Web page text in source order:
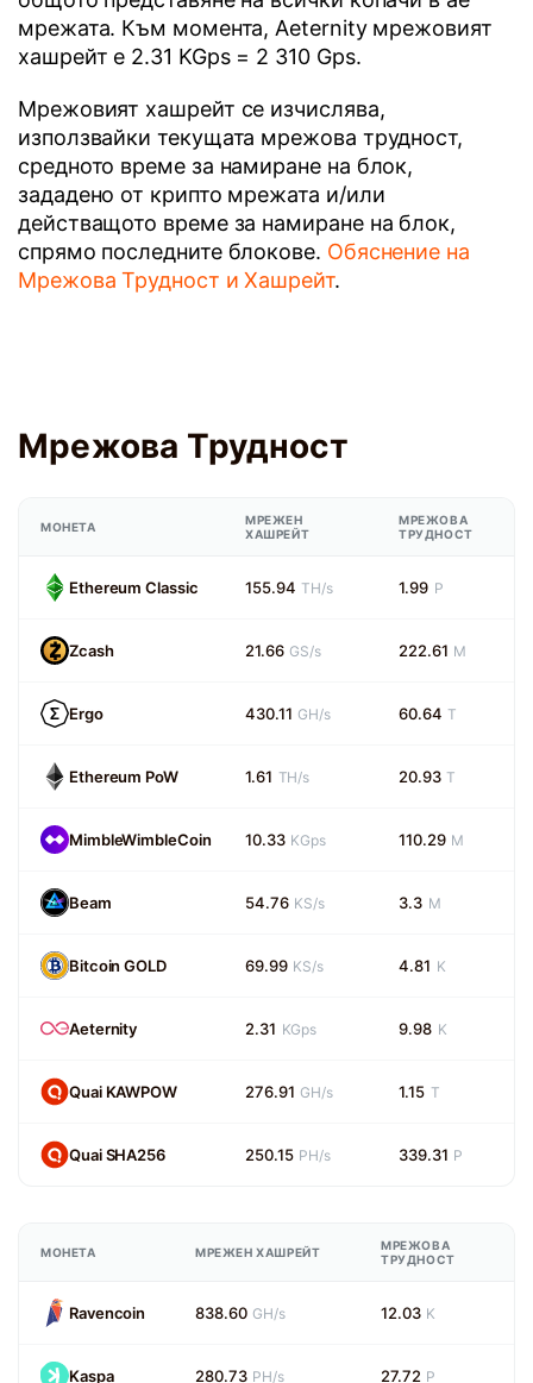
мрежата. Към момента, Aeternity мрежовият
хашрейт е 2.31 KGps = 2 310 Gps.
Мрежовият хашрейт се изчислява,
използвайки текущата мрежова трудност,
средното време за намиране на блок,
зададено от крипто мрежата и/или
действащото време за намиране на блок,
спрямо последните блокове. Обяснение на
Мрежова Трудност и Хашрейт.
Мрежова Трудност
МОНЕТА
МРЕЖЕН
ХАШРЕЙТ
МРЕЖОВА
ТРУДНОСТ
Ethereum Classic 155.94 TH/s 1.99 P
Zcash 21.66 GS/s 222.61 M
Ergo 430.11 GH/s 60.64 T
Ethereum PoW 1.61 TH/s 20.93 T
MimbleWimbleCoin 10.33 KGps 110.29 M
Beam 54.76 KS/s 3.3 M
Bitcoin GOLD 69.99 KS/s 4.81 K
Aeternity 2.31 KGps 9.98 K
Quai KAWPOW 276.91 GH/s 1.15 T
Quai SHA256 250.15 PH/s 339.31 P
МОНЕТА МРЕЖЕН ХАШРЕЙТ
МРЕЖОВА
ТРУДНОСТ
Ravencoin 838.60 GH/s 12.03 K
Kaspa 280.73 PH/s 27.72 P